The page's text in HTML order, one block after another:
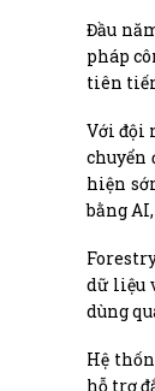
Đầu
pháp
tiên
Với đội
chuyển
hiện
bằng
dữ liệu
dùng
Hệ
hỗ trợ